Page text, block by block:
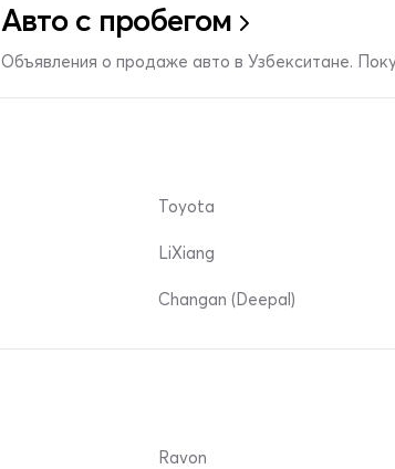
Авто с пробегом
Объявления о продаже авто в Узбекситане.
Toyota
LiXiang
Changan (Deepal)
Ravon